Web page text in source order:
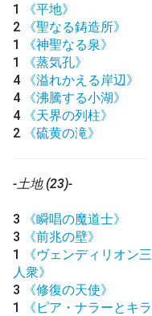
1
《平地》
2
《聖なる鋳造所》
1
《神聖なる泉》
1
《蒸気孔》
4
《溢れかえる岸辺》
4
《沸騰する小湖》
4
《天界の列柱》
2
《硫黄の滝》
-土地 (23)-
3
《瞬唱の魔道士》
3
《前兆の壁》
1
《ヴェンディリオン三
人衆》
3
《修復の天使》
1
《ピア・ナラーとキラ